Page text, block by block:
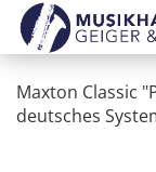
Maxton Classic
deutsches